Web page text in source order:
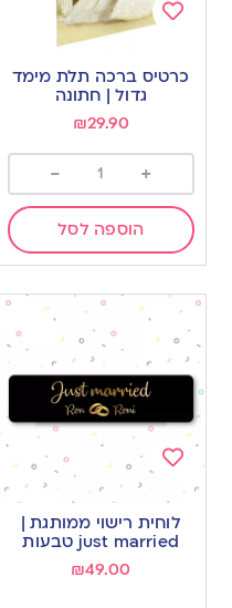
to
wishlist
כרטיס ברכה תלת מימד
גדול | חתונה
₪29.90
+
-
הוספה לסל
Add
to
wishlist
לוחית רישוי ממותגת |
just married טבעות
₪49.00